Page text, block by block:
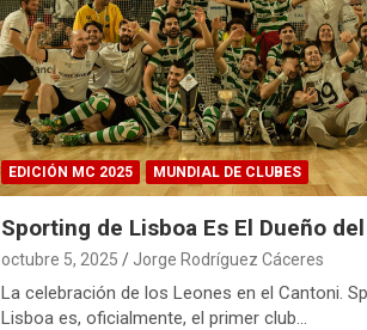
EDICIÓN MC 2025 MUNDIAL DE CLUBES
Sporting de Lisboa Es El Dueño
octubre 5, 2025 Jorge Rodríguez Cáceres
La celebración de los Leones en el Cantoni.
Lisboa es, oficialmente, el primer club…